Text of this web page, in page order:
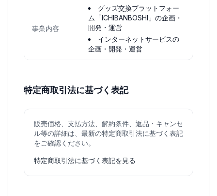
事業内容
グッズ交換プラットフォー
ム「ICHIBANBOSHI」の企画・
開発・運営
インターネットサービスの
企画・開発・運営
特定商取引法に基づく表記
販売価格、支払方法、解約条件、返品・キャンセ
ル等の詳細は、最新の特定商取引法に基づく表記
をご確認ください。
特定商取引法に基づく表記を見る